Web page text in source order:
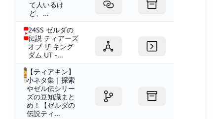
て人いるけ
ど、...
24SS ゼルダの
伝説 ティアーズ
オブ ザ キング
ダム UT -...
【ティアキン】
小ネタ集｜探索
やゼル伝シリー
ズの豆知識まと
め！【ゼルダの
伝説ティ...